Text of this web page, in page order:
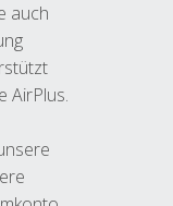
auch
AirPlus.